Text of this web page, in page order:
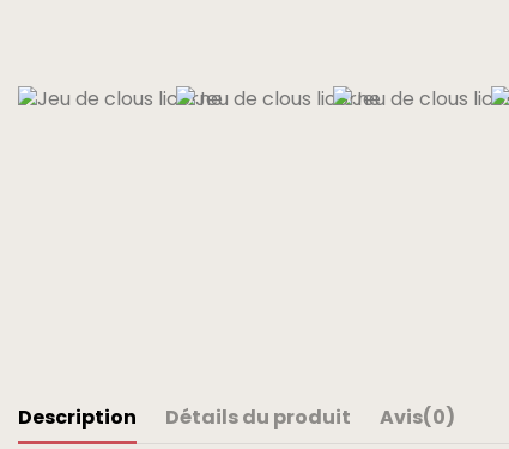
Description Détails du produit Avis(0)